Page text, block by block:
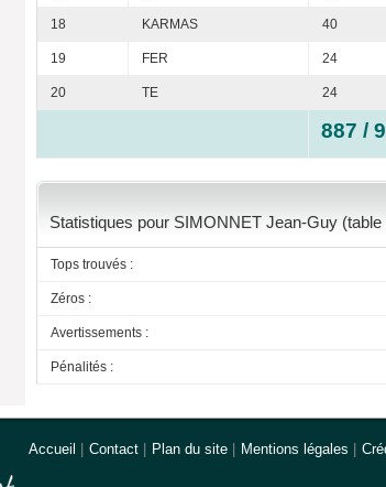
18 KARMAS 40
19 FER 24
20 TE 24
887 /
Statistiques pour SIMONNET Jean-Guy (table
Tops trouvés :
Zéros :
Avertissements :
Pénalités :
Accueil Contact Plan du site Mentions légales